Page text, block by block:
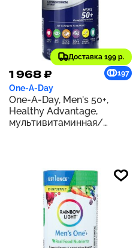
Доставка 199 р.
1 968 ₽ 197
One-A-Day
One-A-Day, Men's 50+,
Healthy Advantage,
мультивитаминная/